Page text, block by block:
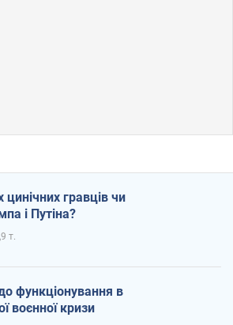
цинічних гравців чи
і Путіна?
т.
функціонування в
воєнної кризи